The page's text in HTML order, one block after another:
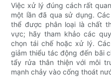
Việc xử lý đúng cách rất
một lần đã qua sử dụng.
thể được phân loại là chất
vực; hãy tham khảo các
chọn tái chế hoặc xử lý.
giảm thiểu tác động đến bãi
tẩy rửa thân thiện với môi
mạnh chảy vào cống thoát